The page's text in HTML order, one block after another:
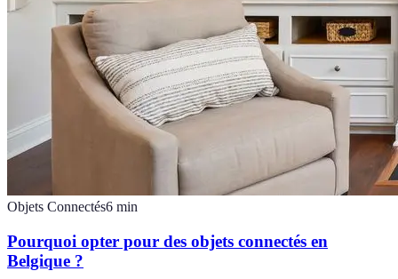
Objets Connectés6 min
Pourquoi opter pour des objets connectés en
Belgique ?